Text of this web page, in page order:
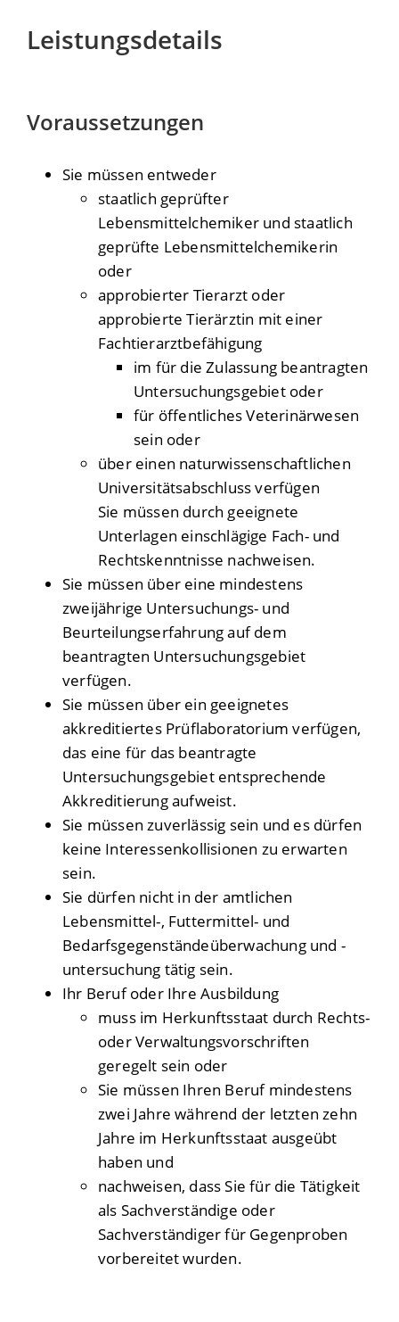
Leistungsdetails
Voraussetzungen
Sie müssen entweder
staatlich geprüfter
Lebensmittelchemiker und staatlich
geprüfte Lebensmittelchemikerin
oder
approbierter Tierarzt oder
approbierte Tierärztin mit einer
Fachtierarztbefähigung
im für die Zulassung beantragten
Untersuchungsgebiet oder
für öffentliches Veterinärwesen
sein oder
über einen naturwissenschaftlichen
Universitätsabschluss verfügen
Sie müssen durch geeignete
Unterlagen einschlägige Fach- und
Rechtskenntnisse nachweisen.
Sie müssen über eine mindestens
zweijährige Untersuchungs- und
Beurteilungserfahrung auf dem
beantragten Untersuchungsgebiet
verfügen.
Sie müssen über ein geeignetes
akkreditiertes Prüflaboratorium verfügen,
das eine für das beantragte
Untersuchungsgebiet entsprechende
Akkreditierung aufweist.
Sie müssen zuverlässig sein und es dürfen
keine Interessenkollisionen zu erwarten
sein.
Sie dürfen nicht in der amtlichen
Lebensmittel-, Futtermittel- und
Bedarfsgegenständeüberwachung und -
untersuchung tätig sein.
Ihr Beruf oder Ihre Ausbildung
muss im Herkunftsstaat durch Rechts-
oder Verwaltungsvorschriften
geregelt sein oder
Sie müssen Ihren Beruf mindestens
zwei Jahre während der letzten zehn
Jahre im Herkunftsstaat ausgeübt
haben und
nachweisen, dass Sie für die Tätigkeit
als Sachverständige oder
Sachverständiger für Gegenproben
vorbereitet wurden.